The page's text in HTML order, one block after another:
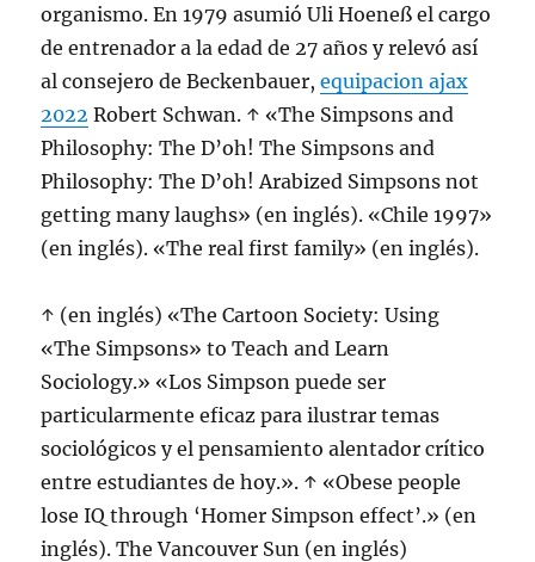
organismo. En 1979 asumió Uli Hoeneß el cargo
de entrenador a la edad de 27 años y relevó así
al consejero de Beckenbauer,equipacion ajax
2022 Robert Schwan. ↑ «The Simpsons and
Philosophy: The D’oh! The Simpsons and
Philosophy: The D’oh! Arabized Simpsons not
getting many laughs» (en inglés). «Chile 1997»
(en inglés). «The real first family» (en inglés).
↑ (en inglés) «The Cartoon Society: Using
«The Simpsons» to Teach and Learn
Sociology.» «Los Simpson puede ser
particularmente eficaz para ilustrar temas
sociológicos y el pensamiento alentador crítico
entre estudiantes de hoy.». ↑ «Obese people
lose IQ through ‘Homer Simpson effect’.» (en
inglés). The Vancouver Sun (en inglés)